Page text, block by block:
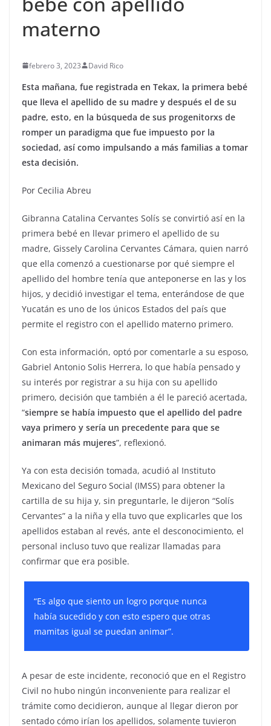
materno
febrero 3, 2023 David Rico
Esta mañana, fue registrada en Tekax, la primera bebé
que lleva el apellido de su madre y después el de su
padre, esto, en la búsqueda de sus progenitorxs de
romper un paradigma que fue impuesto por la
sociedad, así como impulsando a más familias a tomar
esta decisión.
Por Cecilia Abreu
Gibranna Catalina Cervantes Solís se convirtió así en la
primera bebé en llevar primero el apellido de su
madre, Gissely Carolina Cervantes Cámara, quien narró
que ella comenzó a cuestionarse por qué siempre el
apellido del hombre tenía que anteponerse en las y los
hijos, y decidió investigar el tema, enterándose de que
Yucatán es uno de los únicos Estados del país que
permite el registro con el apellido materno primero.
Con esta información, optó por comentarle a su esposo,
Gabriel Antonio Solis Herrera, lo que había pensado y
su interés por registrar a su hija con su apellido
primero, decisión que también a él le pareció acertada,
“siempre se había impuesto que el apellido del padre
vaya primero y sería un precedente para que se
animaran más mujeres”, reflexionó.
Ya con esta decisión tomada, acudió al Instituto
Mexicano del Seguro Social (IMSS) para obtener la
cartilla de su hija y, sin preguntarle, le dijeron “Solís
Cervantes” a la niña y ella tuvo que explicarles que los
apellidos estaban al revés, ante el desconocimiento, el
personal incluso tuvo que realizar llamadas para
confirmar que era posible.
“Es algo que siento un logro porque nunca
había sucedido y con esto espero que otras
mamitas igual se puedan animar”.
A pesar de este incidente, reconoció que en el Registro
Civil no hubo ningún inconveniente para realizar el
trámite como decidieron, aunque al llegar dieron por
sentado cómo irían los apellidos, solamente tuvieron